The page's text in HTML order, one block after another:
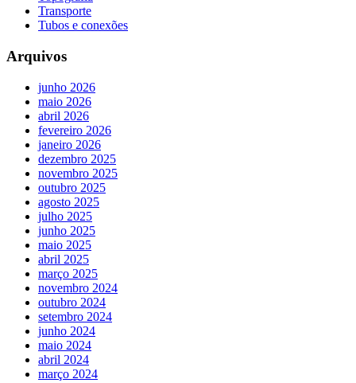
Transporte
Tubos e conexões
Arquivos
junho 2026
maio 2026
abril 2026
fevereiro 2026
janeiro 2026
dezembro 2025
novembro 2025
outubro 2025
agosto 2025
julho 2025
junho 2025
maio 2025
abril 2025
março 2025
novembro 2024
outubro 2024
setembro 2024
junho 2024
maio 2024
abril 2024
março 2024